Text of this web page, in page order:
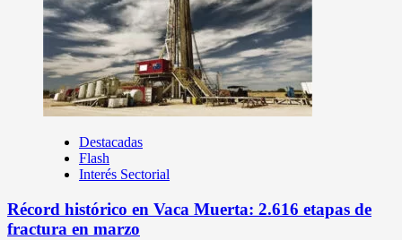
Destacadas
Flash
Interés Sectorial
Récord histórico en Vaca Muerta: 2.616 etapas de
fractura en marzo